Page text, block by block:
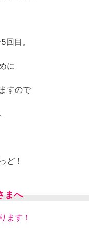
回目。
に
すので
ど！
まへ
ます！